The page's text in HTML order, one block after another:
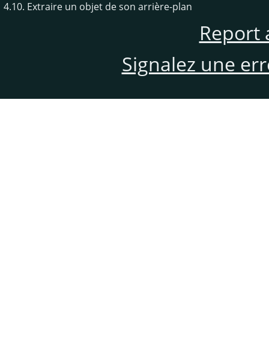
4.10. Extraire un objet de son arrière-plan
Report
Signalez une